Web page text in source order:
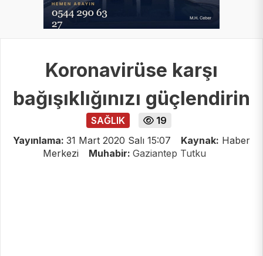
Koronavirüse karşı
bağışıklığınızı güçlendirin
SAĞLIK
19
Yayınlama: 31 Mart 2020 Salı 15:07 Kaynak: Haber
Merkezi
Muhabir: Gaziantep Tutku